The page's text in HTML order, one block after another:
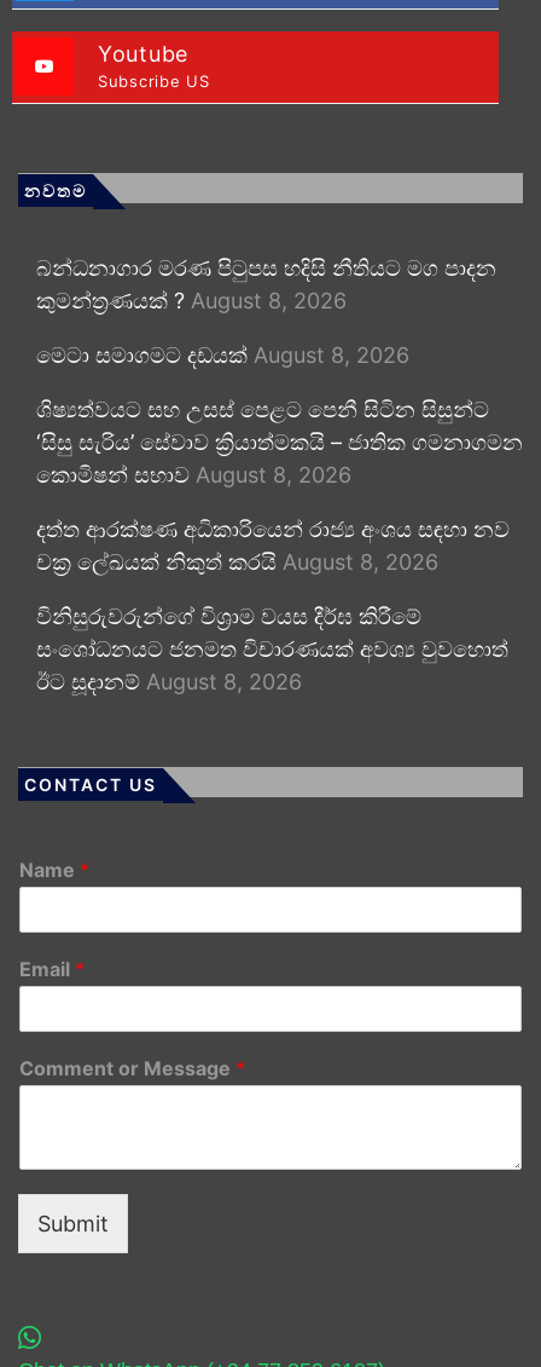
Youtube
Subscribe US
නවතම
බන්ධනාගාර මරණ පිටුපස හදිසි නීතියට මග පාදන
කුමන්ත්‍රණයක් ? August 8, 2026
මෙටා සමාගමට දඩයක් August 8, 2026
ශිෂ්‍යත්වයට සහ උසස් පෙළට පෙනී සිටින සිසුන්ට
‘සිසු සැරිය’ සේවාව ක්‍රියාත්මකයි – ජාතික ගමනාගමන
කොමිෂන් සභාව August 8, 2026
දත්ත ආරක්ෂණ අධිකාරියෙන් රාජ්‍ය අංශය සඳහා නව
චක්‍ර ලේඛයක් නිකුත් කරයි August 8, 2026
විනිසුරුවරුන්ගේ විශ්‍රාම වයස දීර්ඝ කිරීමේ
සංශෝධනයට ජනමත විචාරණයක් අවශ්‍ය වුවහොත්
ඊට සූදානම් August 8, 2026
CONTACT US
Name *
Email *
Comment or Message *
Submit